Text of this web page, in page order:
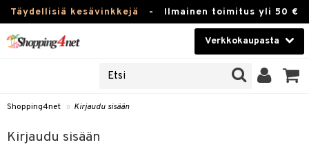
Täydellisiä kesävinkkejä - Ilmainen toimitus yli 50 €
Verkkokaupasta
Piilolinssit
Luontaistuotteet
Shopping4net » Kirjaudu sisään
Kirjaudu sisään
sisään